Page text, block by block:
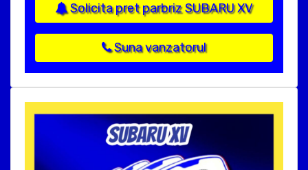
Solicita pret parbriz SUBARU XV
Suna vanzatorul